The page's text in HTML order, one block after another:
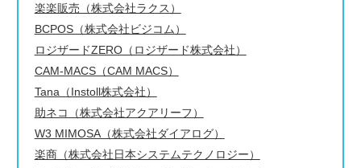
楽楽販売（株式会社ラクス）
BCPOS（株式会社ビジコム）
ロジザードZERO（ロジザード株式会社）
CAM-MACS（CAM MACS）
Tana（Instoll株式会社）
助ネコ（株式会社アクアリーフ）
W3 MIMOSA（株式会社ダイアログ）
楽商（株式会社日本システムテクノロジー）